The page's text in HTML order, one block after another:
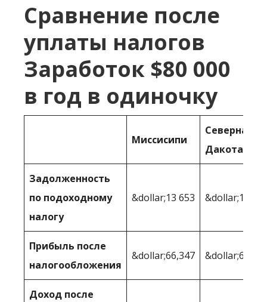
Сравнение после
уплаты налогов
Заработок $80 000
в год в одиночку
Миссисипи
Северная
Дакота
Задолженность
по подоходному
налогу
&dollar;13 653 &dollar;11
Прибыль после
налогообложения
&dollar;66,347 &dollar;68
Доход после